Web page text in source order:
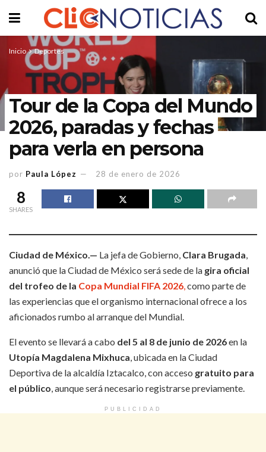
Inicio Deportes
Tour de la Copa del Mundo
2026, paradas y fechas
para verla en persona
por Paula López 28 de enero de 2026
8
SHARES
Ciudad de México.— La jefa de Gobierno, Clara Brugada
anunció que la Ciudad de México será sede de la gira oficial
del trofeo de la Copa Mundial FIFA 2026 como parte de
las experiencias que el organismo internacional ofrece a los
aficionados rumbo al arranque del Mundial.
El evento se llevará a cabo del 5 al 8 de junio de 2026en la
Utopía Magdalena Mixhuca , ubicada en la Ciudad
Deportiva de la alcaldía Iztacalco, con acceso gratuito para
el público , aunque será necesario registrarse previamente.
PUBLICIDAD